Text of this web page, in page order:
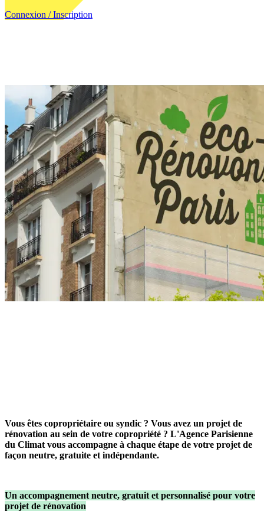
Connexion / Inscription
Vous êtes copropriétaire ou syndic ? Vous avez un projet de
rénovation au sein de votre copropriété ? L'Agence Parisienne
du Climat vous accompagne à chaque étape de votre projet de
façon neutre, gratuite et indépendante.
Un accompagnement neutre, gratuit et personnalisé pour votre
projet de rénovation